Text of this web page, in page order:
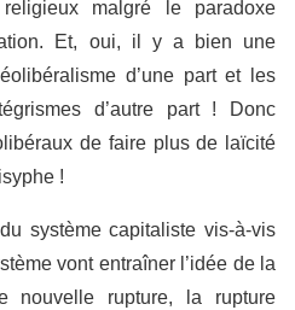
religieux malgré le paradoxe
Et, oui, il y a bien une
d’une part et les
d’autre part ! Donc
de faire plus de laïcité
!
système capitaliste vis-à-vis
vont entraîner l’idée de la
nouvelle rupture, la rupture